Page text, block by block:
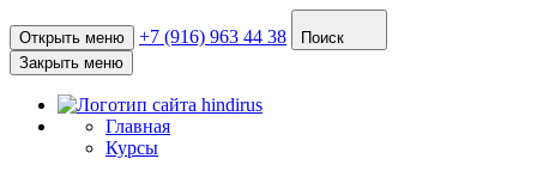
Открыть меню +7 (916) 963 44 38
Поиск
Закрыть меню
Главная
Курсы